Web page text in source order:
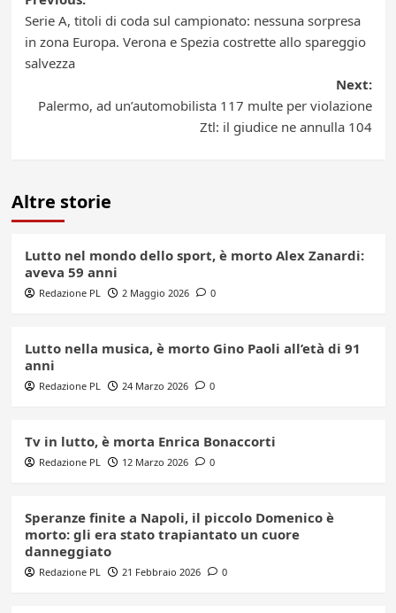
navigation
Serie A, titoli di coda sul campionato: nessuna sorpresa
in zona Europa. Verona e Spezia costrette allo spareggio
salvezza
Next:
Palermo, ad un’automobilista 117 multe per violazione
Ztl: il giudice ne annulla 104
Altre storie
Lutto nel mondo dello sport, è morto Alex Zanardi:
aveva 59 anni
Redazione PL 2 Maggio 2026 0
Lutto nella musica, è morto Gino Paoli all’età di 91
anni
Redazione PL 24 Marzo 2026 0
Tv in lutto, è morta Enrica Bonaccorti
Redazione PL 12 Marzo 2026 0
Speranze finite a Napoli, il piccolo Domenico è
morto: gli era stato trapiantato un cuore
danneggiato
Redazione PL 21 Febbraio 2026 0